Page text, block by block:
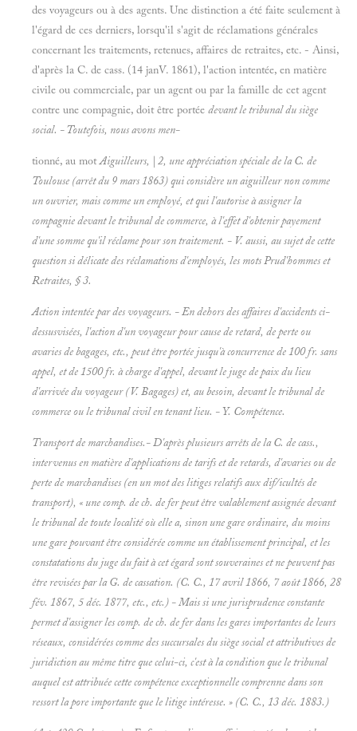
des voyageurs ou à des agents. Une distinction a été faite seulement à
l'égard de ces derniers, lorsqu'il s'agit de réclamations générales
concernant les traitements, retenues, affaires de retraites, etc. - Ainsi,
d'après la C. de cass. (14 janV. 1861), l'action intentée, en matière
civile ou commerciale, par un agent ou par la famille de cet agent
contre une compagnie, doit être portée devant le tribunal du siège
social. - Toutefois, nous avons men-
tionné, au motAiguilleurs, | 2, une appréciation spéciale de la C. de
Toulouse (arrêt du 9 mars 1863) qui considère unaiguilleur non comme
un ouvrier, mais comme un employé, et qui l'autorise à assigner la
compagnie devant letribunal de commerce, à l'effet d'obtenir payement
d'une somme qu'il réclame pour son traitement. - V. aussi, au sujet de cette
question si délicate des réclamations d'employés, les motsPrud'hommes et
Retraites, § 3.
Action intentée par des voyageurs. - En dehors des affaires d'accidents ci-
dessusvisées, l'action d'un voyageur pour cause de retard, de perte ou
avaries de bagages, etc., peut être portée jusqu'à concurrence de 100 fr. sans
appel, et de 1500 fr. à charge d'appel, devant le juge de paix du lieu
d'arrivée du voyageur (V.Bagages) et, au besoin, devant le tribunal de
commerce ou le tribunal civil en tenant lieu. - Y. Compétence.
Transport de marchandises.- D'après plusieurs arrêts de la C. de cass.,
intervenus en matière d'applications de tarifs et de retards, d'avaries ou de
perte de marchandises (en un mot des litiges relatifs auxdif/icultés de
transport), « une comp. de ch. de fer peut être valablement assignée devant
le tribunal de toute localité où elle a, sinon une gare ordinaire, du moins
une gare pouvant être considérée comme un établissement principal, et les
constatations du juge du fait à cet égard sont souveraines et ne peuvent pas
être revisées par la G. de cassation. (C. C., 17 avril 1866, 7 août 1866, 28
fév. 1867, 5 déc. 1877, etc., etc.) - Mais si une jurisprudence constante
permet d'assigner les comp. de ch. de fer dans les gares importantes de leurs
réseaux, considérées comme des succursales du siège social et attributives de
juridiction au même titre que celui-ci, c'est à la condition que le tribunal
auquel est attribuée cette compétence exceptionnelle comprenne dans son
ressort la pore importante que le litige intéresse. » (C. C., 13 déc. 1883.)